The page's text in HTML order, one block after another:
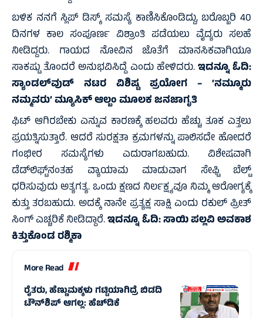
ಬಳಿಕ ನನಗೆ ಸ್ಲಿಪ್ ಡಿಸ್ಕ್ ಸಮಸ್ಯೆ ಕಾಣಿಸಿಕೊಂಡಿದ್ದು, ಬರೊಬ್ಬರಿ 40
ದಿನಗಳ ಕಾಲ ಸಂಪೂರ್ಣ ವಿಶ್ರಾಂತಿ ಪಡೆಯಲು ವೈದ್ಯರು ಸಲಹೆ
ನೀಡಿದ್ದರು. ಗಾಯದ ನೋವಿನ ಜೊತೆಗೆ ಮಾನಸಿಕವಾಗಿಯೂ
ಸಾಕಷ್ಟು ತೊಂದರೆ ಅನುಭವಿಸಿದ್ದೆ ಎಂದು ಹೇಳಿದರು.ಇದನ್ನೂ ಓದಿ:
ಸ್ಯಾಂಡಲ್‌ವುಡ್‌ ನಟರ ವಿಶಿಷ್ಟ ಪ್ರಯೋಗ – ‘ನಮ್ಮೂರು
ನಮ್ಮವರು’ ಮ್ಯೂಸಿಕ್ ಆಲ್ಬಂ ಮೂಲಕ ಜನಜಾಗೃತಿ
ಫಿಟ್ ಆಗಿರಬೇಕು ಎನ್ನುವ ಕಾರಣಕ್ಕೆ ಹಲವರು ಹೆಚ್ಚು ತೂಕ ಎತ್ತಲು
ಪ್ರಯತ್ನಿಸುತ್ತಾರೆ. ಆದರೆ ಸುರಕ್ಷತಾ ಕ್ರಮಗಳನ್ನು ಪಾಲಿಸದೇ ಹೋದರೆ
ಗಂಭೀರ ಸಮಸ್ಯೆಗಳು ಎದುರಾಗಬಹುದು. ವಿಶೇಷವಾಗಿ
ಡೆಡ್‌ಲಿಫ್ಟ್‌ನಂತಹ ವ್ಯಾಯಾಮ ಮಾಡುವಾಗ ಸೇಫ್ಟಿ ಬೆಲ್ಟ್
ಧರಿಸುವುದು ಅತ್ಯಗತ್ಯ. ಒಂದು ಕ್ಷಣದ ನಿರ್ಲಕ್ಷ್ಯವೂ ನಿಮ್ಮ ಆರೋಗ್ಯಕ್ಕೆ
ಕುತ್ತು ತರಬಹುದು. ಅದಕ್ಕೆ ನಾನೇ ಪ್ರತ್ಯಕ್ಷ ಸಾಕ್ಷಿ ಎಂದು ರಕುಲ್ ಪ್ರೀತ್
ಸಿಂಗ್ ಎಚ್ಚರಿಕೆ ನೀಡಿದ್ದಾರೆ.ಇದನ್ನೂ ಓದಿ:ಸಾಯಿ ಪಲ್ಲವಿ ಅವಕಾಶ
ಕಿತ್ತುಕೊಂಡ ರಶ್ಮಿಕಾ
More Read
ರೈತರು, ಹೆಣ್ಣುಮಕ್ಕಳು ಗಟ್ಟಿಯಾಗಿದ್ರೆ ಬಿಡದಿ
ಟೌನ್‌ಶಿಪ್ ಆಗಲ್ಲ: ಹೆಚ್‌ಡಿಕೆ